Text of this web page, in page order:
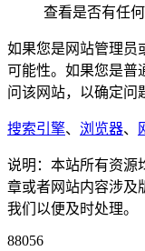
查看是否有任何
如果您是网站管理员
可能性。如果您是普
问该网站，以确定问
搜索引擎、 浏览器、
说明：本站所有资源
章或者网站内容涉及
我们以便及时处理。
88056